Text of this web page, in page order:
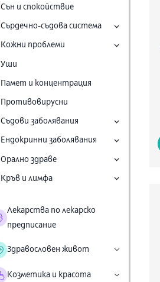
Сън и спокойствие
Сърдечно-съдова система
Кожни проблеми
Уши
Памет и концентрация
Противовирусни
Съдови заболявания
Ендокринни заболявания
Орално здраве
Кръв и лимфа
Лекарства по лекарско
предписание
Здравословен живот
Козметика и красота